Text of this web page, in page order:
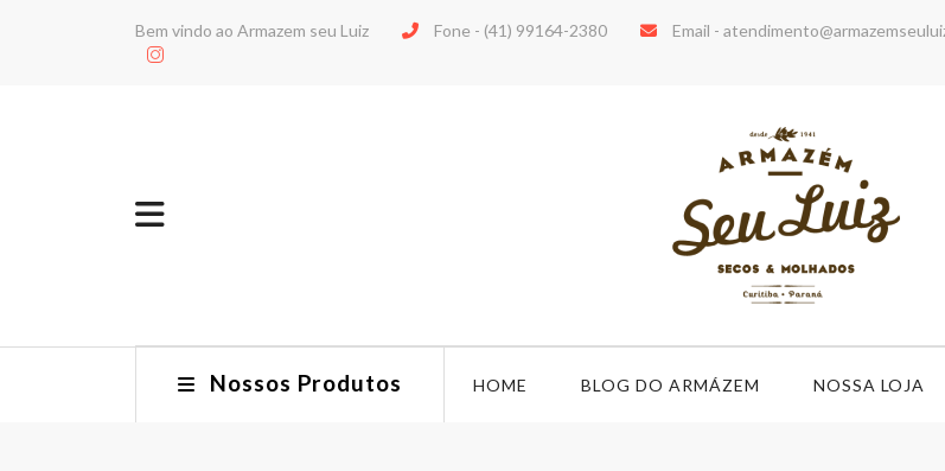
Bem vindo ao Armazem seu Luiz Fone - (41) 99164-2380 Email -
Nossos Produtos HOME BLOG DO ARMÁZEM NOSSA LOJA